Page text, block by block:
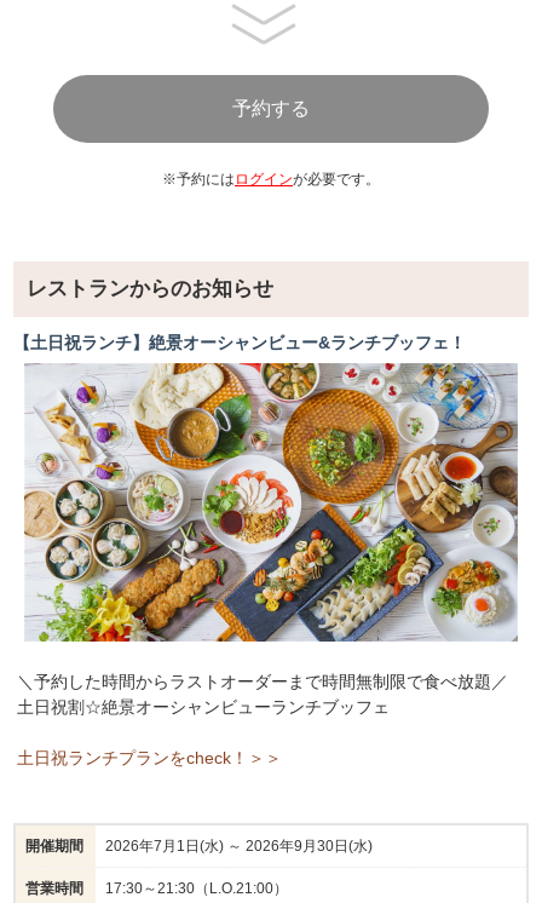
県産魚とセーイカのしゃぶしゃぶのトムヤムクン(ミント
流香豚のしゃぶしゃぶ（出しにライム風味） シークヮ
ーサーポン酢、胡麻たれ、水菜
＊キッズメニュー＊
ミニオムレツ
など
＊デザート＊
ぬちまーす入りのココナッツプリン（塩ココナッツプリ
ン・和楽路屋）
黒糖きな粉わらび餅
中村さんが育てた白卵のプリン
フルーツカクテルのヨーグルトソース
ミニクレープ
1口チュロス
紫さつま芋とオレンジピールのデザート
本日のケーキ2種（マンゴーロールケーキ1種入れる）
パンケーキ
ソフトクリーム （バニラ、マンゴー）
※上記はあくまで一例です。仕入れ状況や日替わりで変更
【飲み放題メニュー】
ビール・泡盛飲み放題♪
※予約には ログインが必要です。
レストランからのお知らせ
【土日祝ランチ】絶景オーシャンビュー&ランチブッフェ！
＼予約した時間からラストオーダーまで時間無制限で食べ放題／
土日祝割☆絶景オーシャンビューランチブッフェ
土日祝ランチプランをcheck！＞＞
開催期間 2026年7月1日(水) ～ 2026年9月30日(水)
営業時間 17:30～21:30（L.O.21:00）